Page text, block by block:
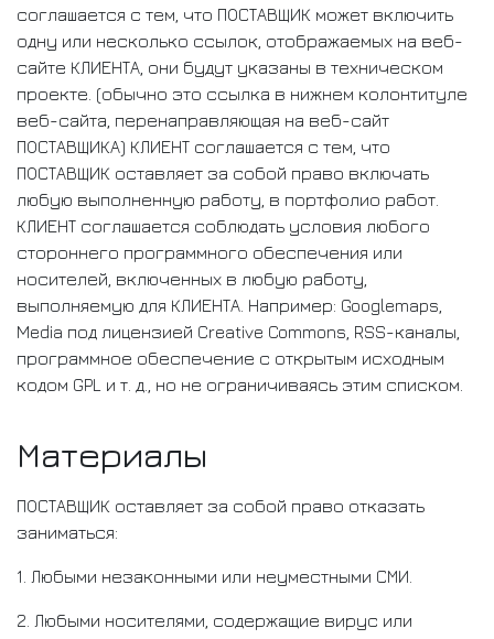
соглашается с тем, что ПОСТАВЩИК может включить
одну или несколько ссылок, отображаемых на веб-
сайте КЛИЕНТА, они будут указаны в техническом
проекте. (обычно это ссылка в нижнем колонтитуле
веб-сайта, перенаправляющая на веб-сайт
ПОСТАВЩИКА) КЛИЕНТ соглашается с тем, что
ПОСТАВЩИК оставляет за собой право включать
любую выполненную работу, в портфолио работ.
КЛИЕНТ соглашается соблюдать условия любого
стороннего программного обеспечения или
носителей, включенных в любую работу,
выполняемую для КЛИЕНТА. Например: Googlemaps,
Media под лицензией Creative Commons, RSS-каналы,
программное обеспечение с открытым исходным
кодом GPL и т. д., но не ограничиваясь этим списком.
Материалы
ПОСТАВЩИК оставляет за собой право отказать
заниматься:
1. Любыми незаконными или неуместными СМИ.
2. Любыми носителями, содержащие вирус или